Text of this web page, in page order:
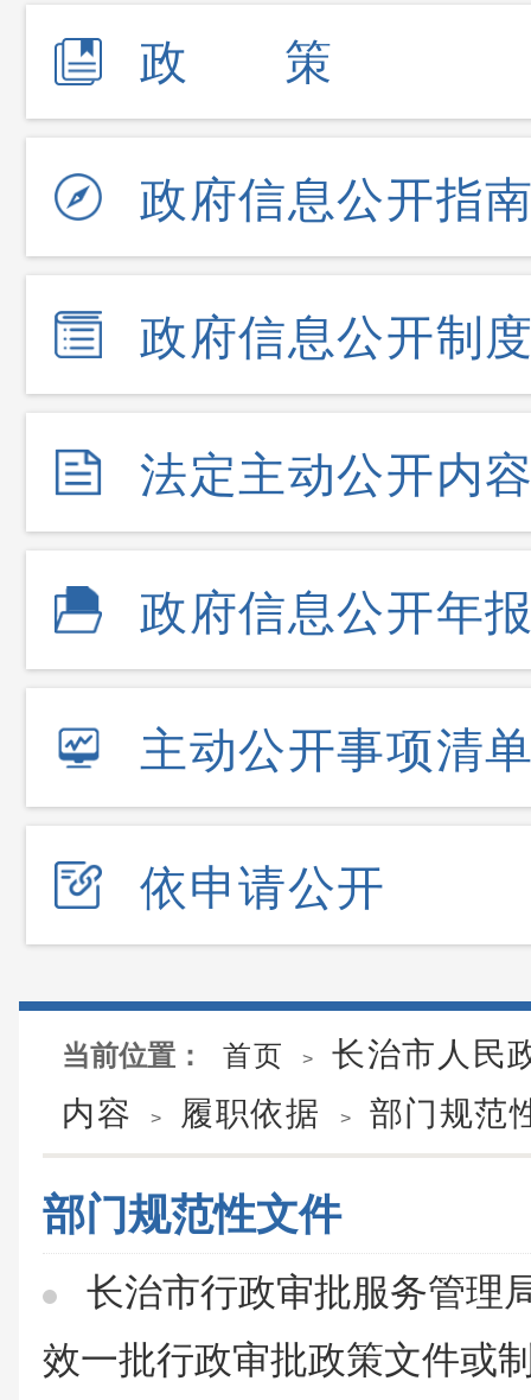
政策
政府信息公开指
政府信息公开制
法定主动公开内
政府信息公开年
主动公开事项清
依申请公开
当前位置： 首页 >
长治市人民
内容
> 履职依据 > 部门规范
部门规范性文件
长治市行政审批服务管理
效一批行政审批政策文件或